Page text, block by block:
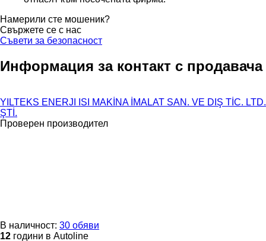
Намерили сте мошеник?
Свържете се с нас
Съвети за безопасност
Информация за контакт с продавача
YILTEKS ENERJI ISI MAKİNA İMALAT SAN. VE DIŞ TİC. LTD.
ŞTİ.
Проверен производител
В наличност: 30 обяви
12 години в Autoline